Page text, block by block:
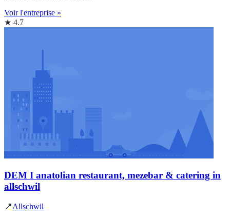
Voir l'entreprise »
★ 4.7
DEM I anatolian restaurant, mezebar & catering in
allschwil
📍Allschwil